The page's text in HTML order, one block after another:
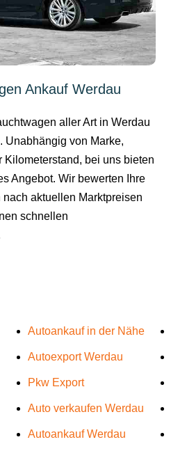
Ankauf Werdau
aller Art in Werdau
Unabhängig von Marke,
Kilometerstand, bei uns bieten
Angebot. Wir bewerten Ihre
aktuellen Marktpreisen
schnellen
Autoankauf in der Nähe
Autoexport Werdau
Pkw Export
Auto verkaufen Werdau
Autoankauf Werdau